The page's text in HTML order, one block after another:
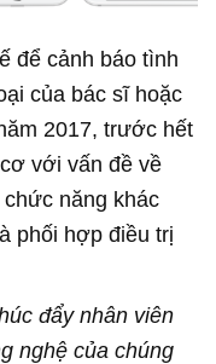
để cảnh báo tình
của bác sĩ hoặc
2017, trước hết
với vấn đề về
năng khác
phối hợp điều trị
đẩy nhân viên
nghệ của chúng